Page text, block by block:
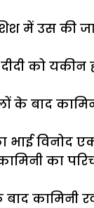
में उस
को यकीन
बाद
भाई
का
बाद